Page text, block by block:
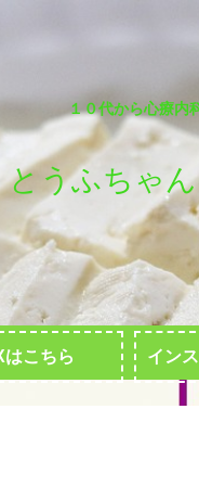
１０代から心療内
とうふちゃ
はこちら イン